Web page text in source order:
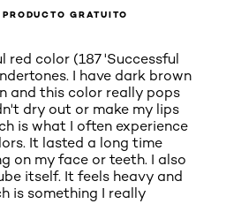
GRATUITO
red color (187 'Successful
I have dark brown
and this color really pops
dry out or make my lips
is what I often experience
It lasted a long time
on my face or teeth. I also
itself. It feels heavy and
is something I really